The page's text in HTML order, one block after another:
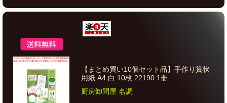
【まとめ買い10個セット品】手作り賞状
用紙 A4 白 10枚 22190 1冊...
厨房卸問屋 名調